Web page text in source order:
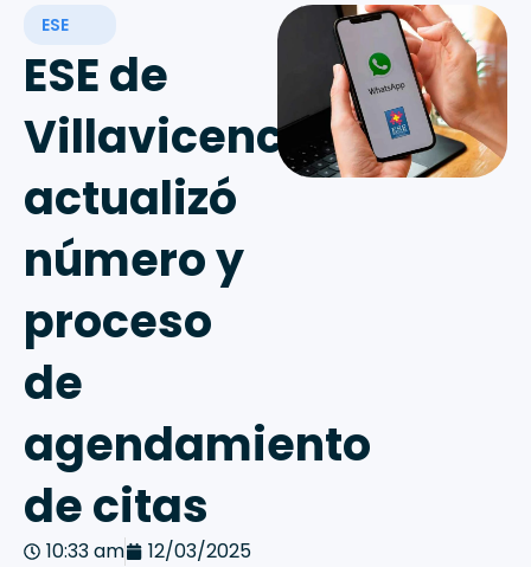
ESE
ESE de
Villavicencio
actualizó
número y
proceso
de
agendamiento
de citas
10:33 am 12/03/2025